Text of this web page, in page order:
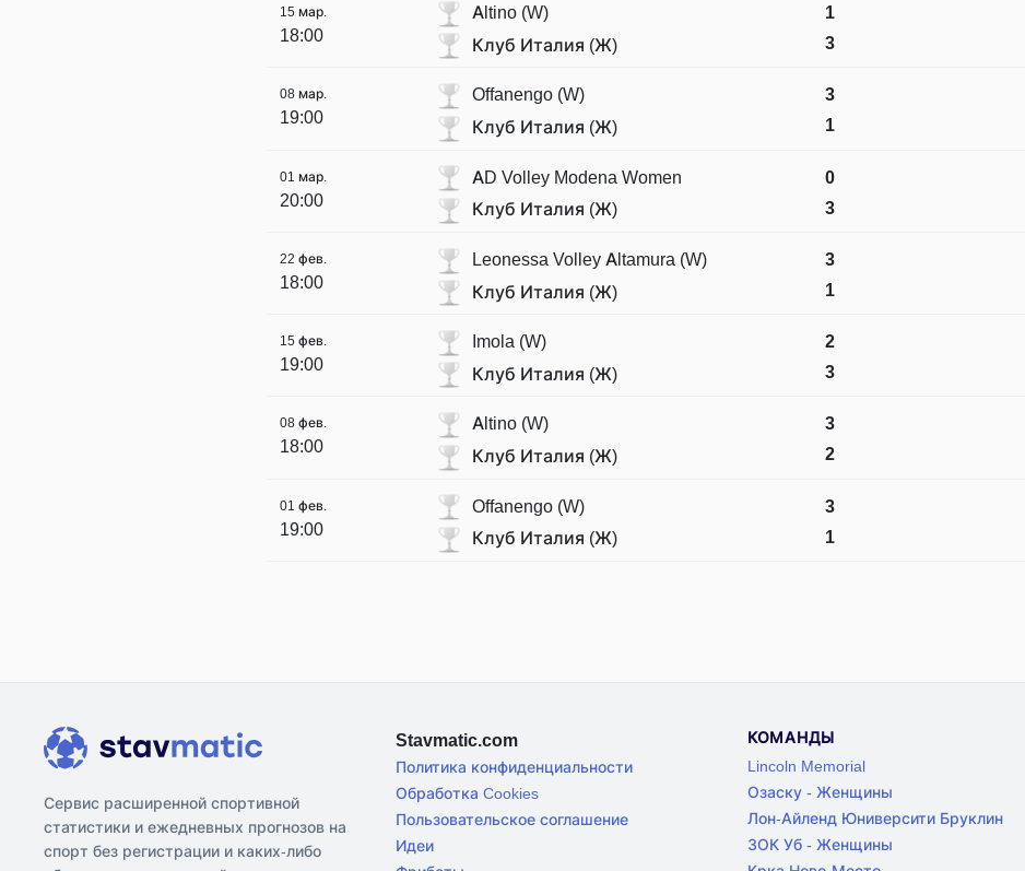
15 мар.
18:00
Altino (W)
Клуб Италия (Ж)
1
3
08 мар.
19:00
Offanengo (W)
Клуб Италия (Ж)
3
1
01 мар.
20:00
AD Volley Modena Women
Клуб Италия (Ж)
0
3
22 фев.
18:00
Leonessa Volley Altamura (W)
Клуб Италия (Ж)
3
1
15 фев.
19:00
Imola (W)
Клуб Италия (Ж)
2
3
08 фев.
18:00
Altino (W)
Клуб Италия (Ж)
3
2
01 фев.
19:00
Offanengo (W)
Клуб Италия (Ж)
3
1
Сервис расширенной спортивной
статистики и ежедневных прогнозов на
спорт без регистрации и каких-либо
Stavmatic.com
Политика конфиденциальности
Обработка Cookies
Пользовательское соглашение
Идеи
КОМАНДЫ
Lincoln Memorial
Озаску - Женщины
Лон-Айленд Юниверсити Бруклин
ЗОК Уб - Женщины